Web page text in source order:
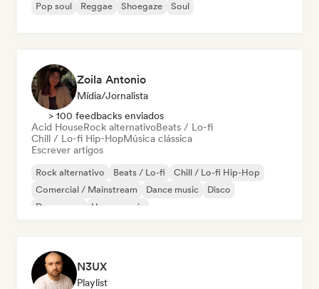
Pop soul
Reggae Shoegaze Soul
Zoila Antonio
Mídia/Jornalista
> 100 feedbacks enviados
Acid HouseRock alternativoBeats / Lo-fi
Chill / Lo-fi Hip-HopMúsica clássica
Escrever artigos
Rock alternativo Beats / Lo-fi
Chill / Lo-fi Hip-Hop
Comercial / Mainstream
Dance music
Disco
Dream pop
House music
N3UX
Playlist